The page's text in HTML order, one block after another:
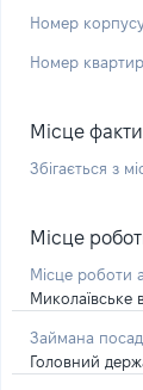
Номер
Номер
Місце
Збігається з
Місце
Місце роботи
Миколаївське
Займана
Головний